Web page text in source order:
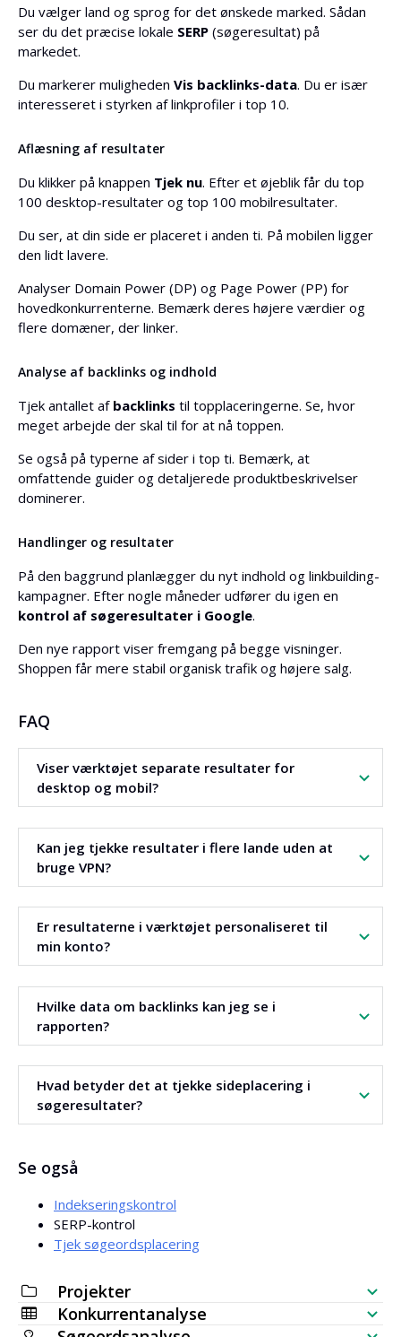
Du vælger land og sprog for det ønskede marked. Sådan
ser du det præcise lokale SERP (søgeresultat) på
markedet.
Du markerer muligheden Vis backlinks-data. Du er især
interesseret i styrken af linkprofiler i top 10.
Aflæsning af resultater
Du klikker på knappen Tjek nu. Efter et øjeblik får du top
100 desktop-resultater og top 100 mobilresultater.
Du ser, at din side er placeret i anden ti. På mobilen ligger
den lidt lavere.
Analyser Domain Power (DP) og Page Power (PP) for
hovedkonkurrenterne. Bemærk deres højere værdier og
flere domæner, der linker.
Analyse af backlinks og indhold
Tjek antallet af backlinks til topplaceringerne. Se, hvor
meget arbejde der skal til for at nå toppen.
Se også på typerne af sider i top ti. Bemærk, at
omfattende guider og detaljerede produktbeskrivelser
dominerer.
Handlinger og resultater
På den baggrund planlægger du nyt indhold og linkbuilding-
kampagner. Efter nogle måneder udfører du igen en
kontrol af søgeresultater i Google.
Den nye rapport viser fremgang på begge visninger.
Shoppen får mere stabil organisk trafik og højere salg.
FAQ
Viser værktøjet separate resultater for
desktop og mobil?
Ja. Værktøjet henter separate resultatlister for computere
og for mobile enheder.
Kan jeg tjekke resultater i flere lande uden at
bruge VPN?
Ja. Du har adgang til alle lande og sprog, der understøttes
af Google. Du ændrer land i ét felt.
Er resultaterne i værktøjet personaliseret til
min konto?
Nej. Værktøjet viser ikke-personaliserede resultater. Din
søgehistorik påvirker ikke sidernes rækkefølge.
Hvilke data om backlinks kan jeg se i
rapporten?
Du ser Domain Power DP, Page Power, antal backlinks og
antal domæner, der linker til URL'en.
Hvad betyder det at tjekke sideplacering i
søgeresultater?
resultater. For både computere og mobile enheder.
Se også
Indekseringskontrol
SERP-kontrol
Tjek søgeordsplacering
Projekter
SEO-tjekliste
Konkurrentanalyse